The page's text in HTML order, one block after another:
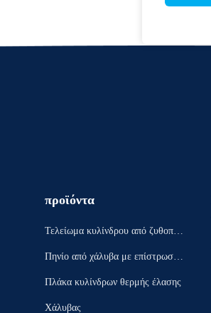
προϊόντα
Τελείωμα κυλίνδρου από ζυθοποι
Πηνίο από χάλυβα με επίστρωση
Πλάκα κυλίνδρων θερμής έλασης
Χάλυβας